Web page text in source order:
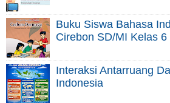
Buku Siswa Bahasa
Cirebon SD/MI Kelas
Interaksi Antarruang
Indonesia